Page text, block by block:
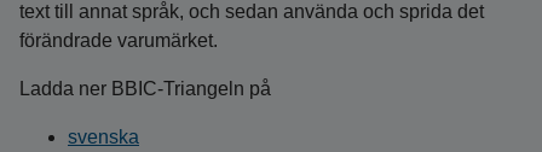
text till annat språk, och sedan använda och sprida det
förändrade varumärket.
Ladda ner BBIC-Triangeln på
svenska